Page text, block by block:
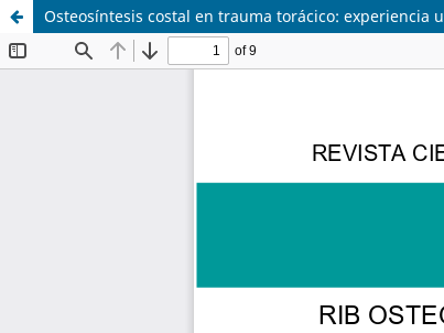
Osteosíntesis costal en trauma torácico: experiencia